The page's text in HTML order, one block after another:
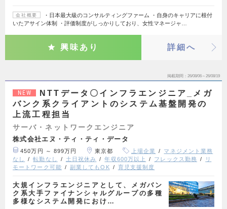
会社概要
・日本最大級のコンサルティングファーム ・自身のキャリアに根付
いたアサイン体制 ・評価制度がしっかりしており、女性マネージャ…
興味あり 詳細へ
掲載期間 26/08/06～26/08/19
NEW
NTTデータ〇インフラエンジニア_メガ
バンク系クライアントのシステム基盤開発の
上流工程担当
サーバ・ネットワークエンジニア
株式会社エヌ・ティ・ティ・データ
450万円 ～ 899万円 東京都 上場企業
マネジメント業務
なし
転勤なし 土日祝休み 年収600万以上 フレックス勤務
リ
モートワーク可能
副業してもOK 育児支援制度
大規インフラエンジニアとして、メガバン
ク系大手ファイナンシャルグループの多種
多様なシステム開発におけ…